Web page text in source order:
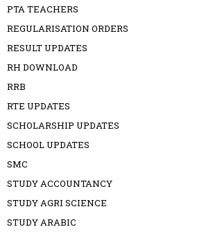
PTA TEACHERS
REGULARISATION ORDERS
RESULT UPDATES
RH DOWNLOAD
RRB
RTE UPDATES
SCHOLARSHIP UPDATES
SCHOOL UPDATES
SMC
STUDY ACCOUNTANCY
STUDY AGRI SCIENCE
STUDY ARABIC